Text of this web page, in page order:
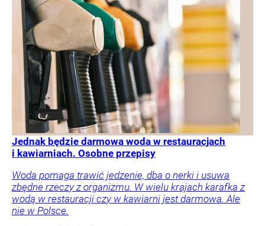
Jednak będzie darmowa woda w restauracjach
i kawiarniach. Osobne przepisy
Woda pomaga trawić jedzenie, dba o nerki i usuwa
zbędne rzeczy z organizmu. W wielu krajach karafka z
wodą w restauracji czy w kawiarni jest darmowa. Ale
nie w Polsce.